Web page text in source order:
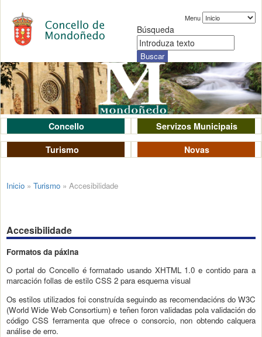
Menu
Búsqueda
Concello
Servizos Municipais
Turismo
Novas
Inicio » Turismo » Accesibilidade
Accesibilidade
Formatos da páxina
O portal do Concello é formatado usando XHTML 1.0 e contido para a
marcación follas de estilo CSS 2 para esquema visual
Os estilos utilizados foi construída seguindo as recomendacións do W3C
(World Wide Web Consortium) e teñen foron validadas pola validación do
código CSS ferramenta que ofrece o consorcio, non obtendo calquera
análise de erro.